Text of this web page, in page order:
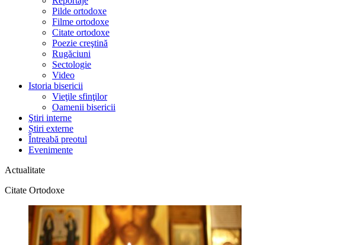
Pilde ortodoxe
Filme ortodoxe
Citate ortodoxe
Poezie creştină
Rugăciuni
Sectologie
Video
Istoria bisericii
Vieţile sfinţilor
Oamenii bisericii
Ştiri interne
Știri externe
Întreabă preotul
Evenimente
Actualitate
Citate Ortodoxe